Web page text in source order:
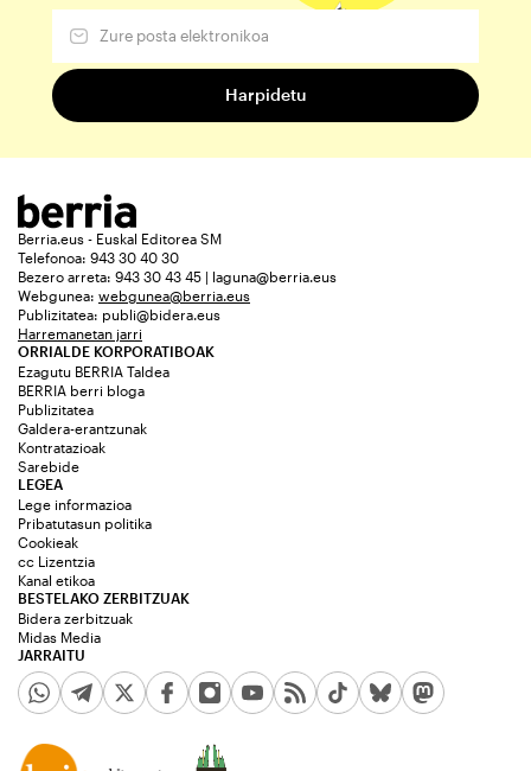
Berria.eus - Euskal Editorea SM
Telefonoa: 943 30 40 30
Bezero arreta: 943 30 43 45 | laguna@berria.eus
Webgunea: webgunea@berria.eus
Publizitatea: publi@bidera.eus
Harremanetan jarri
ORRIALDE KORPORATIBOAK
Ezagutu BERRIA Taldea
BERRIA berri bloga
Publizitatea
Galdera-erantzunak
Kontratazioak
Sarebide
JARRAITU
LEGEA
Lege informazioa
Pribatutasun politika
Cookieak
cc Lizentzia
Kanal etikoa
BESTELAKO ZERBITZUAK
Bidera zerbitzuak
Midas Media